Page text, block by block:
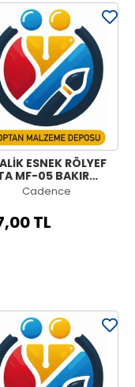
ESNEK RÖLYEF
MF-05 BAKIR
Cadence
TL